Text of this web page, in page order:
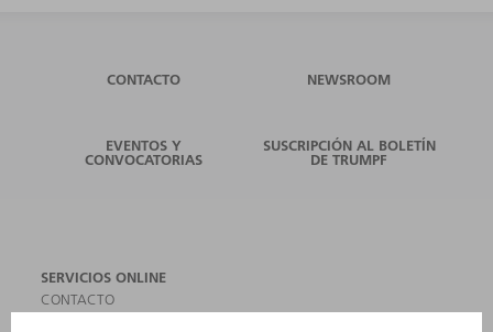
CONTACTO NEWSROOM
EVENTOS Y
CONVOCATORIAS
SUSCRIPCIÓN AL BOLETÍN
DE TRUMPF
SERVICIOS ONLINE
CONTACTO